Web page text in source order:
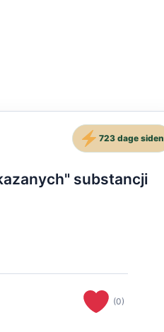
substancji
(0)
723 dage siden